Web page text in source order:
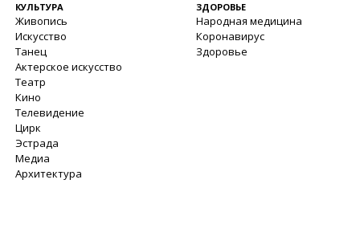
КУЛЬТУРА
Живопись
Искусство
Танец
Актерское искусство
Театр
Кино
Телевидение
Цирк
Эстрада
Медиа
Архитектура
ЗДОРОВЬЕ
Народная медицина
Коронавирус
Здоровье